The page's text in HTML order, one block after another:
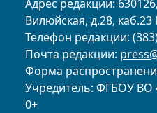
Адрес редакции:
Вилюйская, д.28,
Телефон редакции:
Почта редакции:
Форма
Учредитель: ФГБОУ ВО
0+